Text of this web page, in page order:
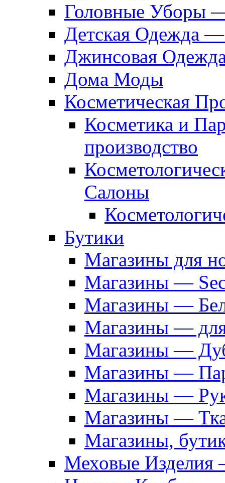
Головные Уборы
Детская Одежда
Джинсовая
Дома Моды
Косметическая
Косметика и
производство
Салоны
Бутики
Магазины для
Магазины —
Магазины —
Магазины —
Магазины —
Магазины —
Магазины —
Магазины —
Магазины,
Меховые Изделия